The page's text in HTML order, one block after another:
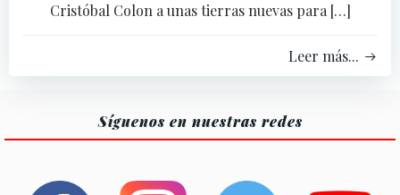
Cristóbal Colon a unas tierras nuevas para […]
Leer más...
Síguenos en nuestras redes